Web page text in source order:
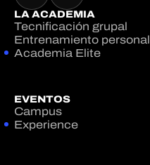
LA ACADEMIA
Tecnificación grupal
Entrenamiento personal
Academia Elite
EVENTOS
Campus
Experience